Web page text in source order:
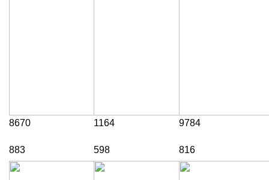
8670
883
1164
598
9784
816